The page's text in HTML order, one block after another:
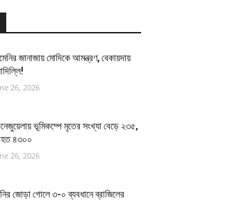
জানাজায় মোদিকে আমন্ত্রণ, বেকায়দায়
26, 2026
ভূমিকম্পে মৃতের সংখ্যা বেড়ে ২৩৫,
৪৩০০
26, 2026
জোড়া গোলে ৩-০ ব্যবধানে ব্রাজিলের